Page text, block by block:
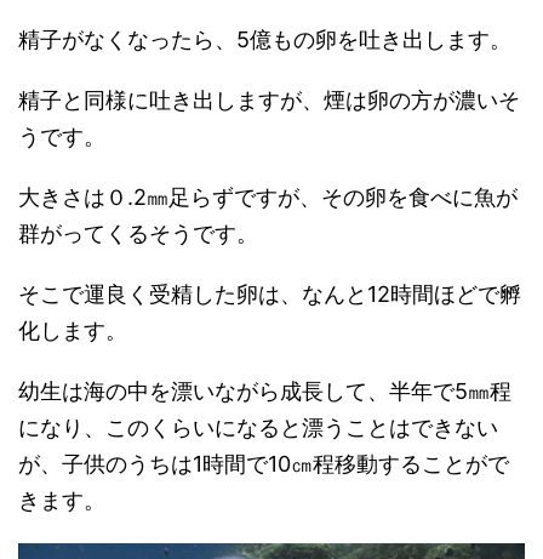
精子がなくなったら、5億もの卵を吐き出します。
精子と同様に吐き出しますが、煙は卵の方が濃いそ
うです。
大きさは０.2㎜足らずですが、その卵を食べに魚が
群がってくるそうです。
そこで運良く受精した卵は、なんと12時間ほどで孵
化します。
幼生は海の中を漂いながら成長して、半年で5㎜程
になり、このくらいになると漂うことはできない
が、子供のうちは1時間で10㎝程移動することがで
きます。